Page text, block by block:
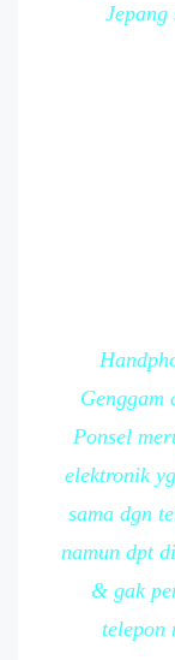
Jepang
Genggam
Ponsel
elektronik
sama dgn
namun dpt
& gak
telepon